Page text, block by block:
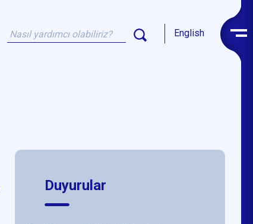
English
Duyurular